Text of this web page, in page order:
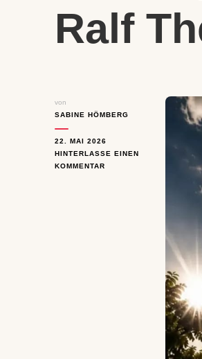
Ralf
von
SABINE HÖMBERG
22. MAI 2026
HINTERLASSE EINEN
KOMMENTAR